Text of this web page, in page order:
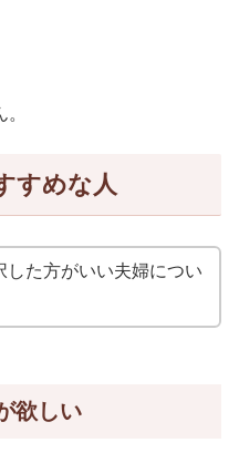
すめな人
した方がいい夫婦につい
欲しい